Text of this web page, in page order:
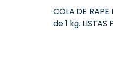
COLA DE
de 1 kg. LISTAS